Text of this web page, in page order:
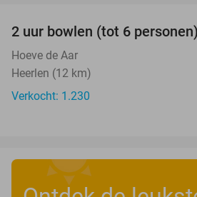
2 uur bowlen (tot 6
Hoeve de Aar
Heerlen (12 km)
Verkocht: 1.230